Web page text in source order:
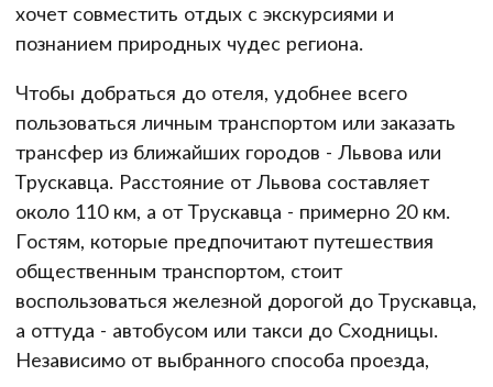
хочет совместить отдых с экскурсиями и
познанием природных чудес региона.
Чтобы добраться до отеля, удобнее всего
пользоваться личным транспортом или заказать
трансфер из ближайших городов - Львова или
Трускавца. Расстояние от Львова составляет
около 110 км, а от Трускавца - примерно 20 км.
Гостям, которые предпочитают путешествия
общественным транспортом, стоит
воспользоваться железной дорогой до Трускавца,
а оттуда - автобусом или такси до Сходницы.
Независимо от выбранного способа проезда,